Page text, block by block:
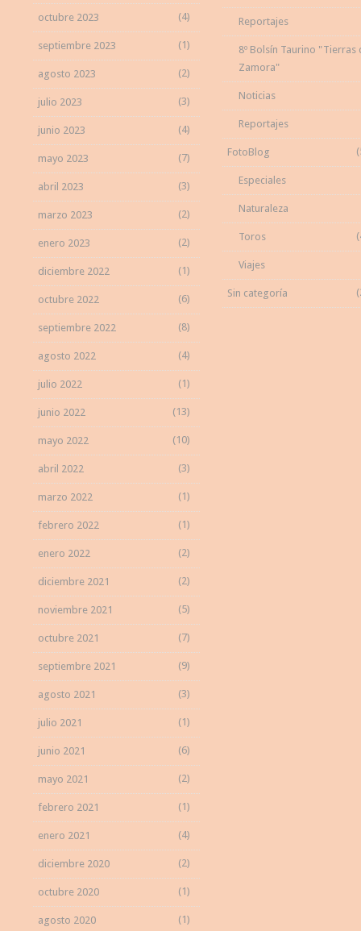
octubre 2023 (4)
septiembre 2023 (1)
agosto 2023 (2)
julio 2023 (3)
junio 2023 (4)
mayo 2023 (7)
abril 2023 (3)
marzo 2023 (2)
enero 2023 (2)
diciembre 2022 (1)
octubre 2022 (6)
septiembre 2022 (8)
agosto 2022 (4)
julio 2022 (1)
junio 2022 (13)
mayo 2022 (10)
abril 2022 (3)
marzo 2022 (1)
febrero 2022 (1)
enero 2022 (2)
diciembre 2021 (2)
noviembre 2021 (5)
octubre 2021 (7)
septiembre 2021 (9)
agosto 2021 (3)
julio 2021 (1)
junio 2021 (6)
mayo 2021 (2)
febrero 2021 (1)
enero 2021 (4)
diciembre 2020 (2)
octubre 2020 (1)
agosto 2020 (1)
Reportajes
8º Bolsín Taurino "Tierras
Zamora"
Noticias
Reportajes
FotoBlog
Especiales
Naturaleza
Toros
Viajes
Sin categoría